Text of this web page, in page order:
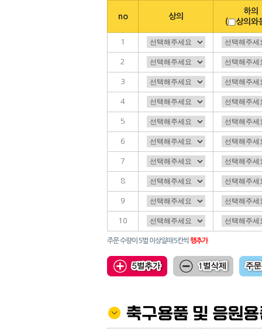
no 상의
하의
(
상의와
1
2
3
4
5
6
7
8
9
10
주문 수량이 5벌 이상일때 5칸씩행추가